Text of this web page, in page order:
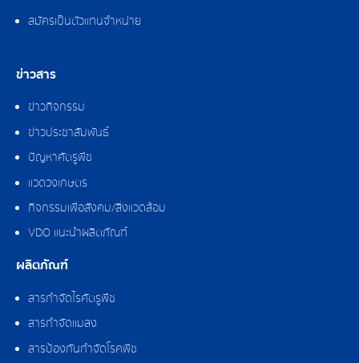
สมัครเป็นตัวแทนจำหน่าย
ข่าวสาร
ข่าวกิจกรรม
ข่าวประชาสัมพันธ์
ปัญหาศัตรูพืช
แวดวงเกษตร
กิจกรรมเพื่อสังคม/สิ่งแวดล้อม
VDO แนะนำผลิตภัณฑ์
ผลิตภัณฑ์
สารกำจัดไรศัตรูพืช
สารกำจัดแมลง
สารป้องกันกำจัดโรคพืช